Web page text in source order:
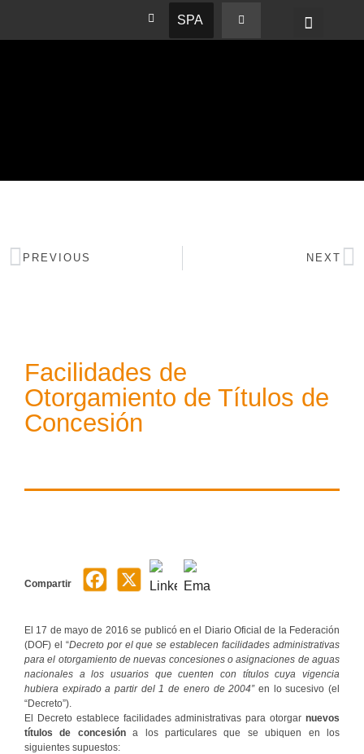
SPA
PREVIOUS NEXT
Facilidades de
Otorgamiento de Títulos de
Concesión
Compartir
El 17 de mayo de 2016 se publicó en el Diario Oficial de la Federación
(DOF) el “Decreto por el que se establecen facilidades administrativas
para el otorgamiento de nuevas concesiones o asignaciones de aguas
nacionales a los usuarios que cuenten con títulos cuya vigencia
hubiera expirado a partir del 1 de enero de 2004” en lo sucesivo (el
“Decreto”).
El Decreto establece facilidades administrativas para otorgar nuevos
títulos de concesióna los particulares que se ubiquen en los
siguientes supuestos: